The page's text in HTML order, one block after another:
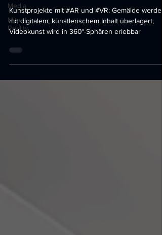
Media
Mixed
Reality
Kunstprojekte mit #AR und #VR: Gemälde werden
mit digitalem, künstlerischem Inhalt überlagert,
Videokunst wird in 360°-Sphären erlebbar